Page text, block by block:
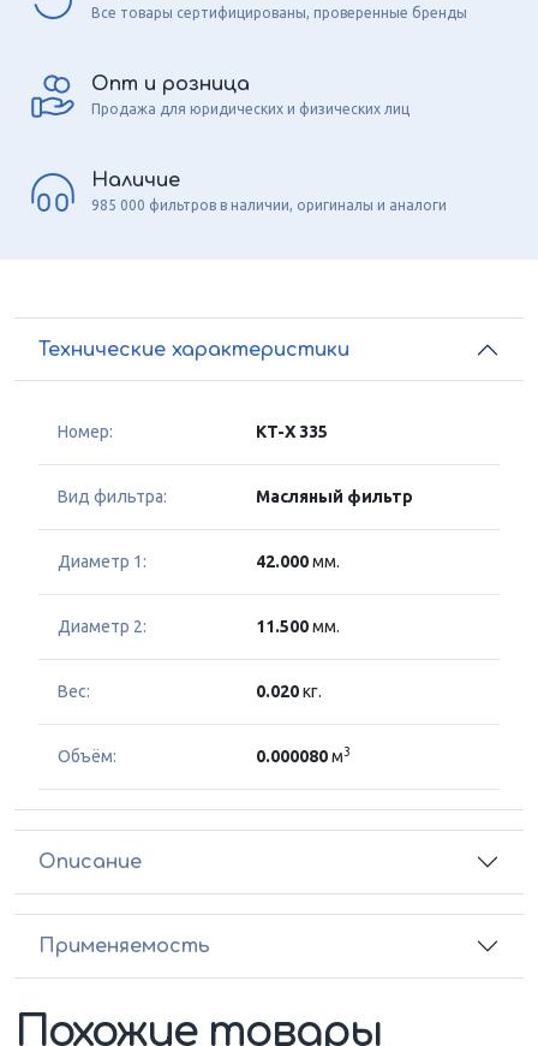
Все товары сертифицированы, проверенные бренды
Опт и розница
Продажа для юридических и физических лиц
Наличие
985 000 фильтров в наличии, оригиналы и аналоги
Технические характеристики
Номер: KT-X 335
Вид фильтра: Масляный фильтр
Диаметр 1: 42.000мм.
Диаметр 2: 11.500мм.
Вес: 0.020кг.
Объём: 0.000080м3
Описание
Применяемость
Похожие товары